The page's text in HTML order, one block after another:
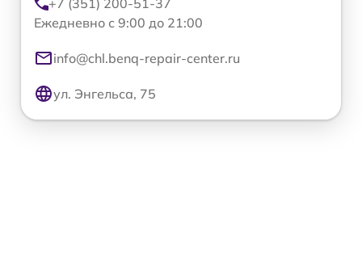
+7 (351) 200-51-37
Ежедневно с 9:00 до 21:00
info@chl.benq-repair-center.ru
ул. Энгельса, 75